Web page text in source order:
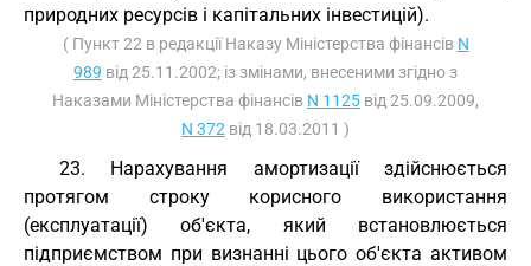
природних ресурсів і капітальних інвестицій).
( Пункт 22 в редакції Наказу Міністерства фінансів N
989 від 25.11.2002; із змінами, внесеними згідно з
Наказами Міністерства фінансів N 1125 від 25.09.2009,
N 372 від 18.03.2011 )
23. Нарахування амортизації здійснюється
протягом строку корисного використання
(експлуатації) об'єкта, який встановлюється
підприємством при визнанні цього об'єкта активом